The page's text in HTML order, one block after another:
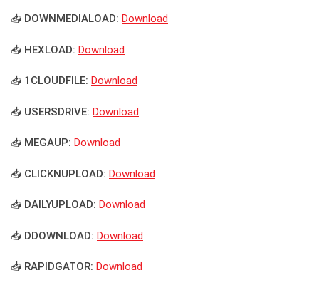
📥 DOWNMEDIALOAD: Download
📥 HEXLOAD: Download
📥 1CLOUDFILE: Download
📥 USERSDRIVE: Download
📥 MEGAUP: Download
📥 CLICKNUPLOAD: Download
📥 DAILYUPLOAD: Download
📥 DDOWNLOAD: Download
📥 RAPIDGATOR: Download